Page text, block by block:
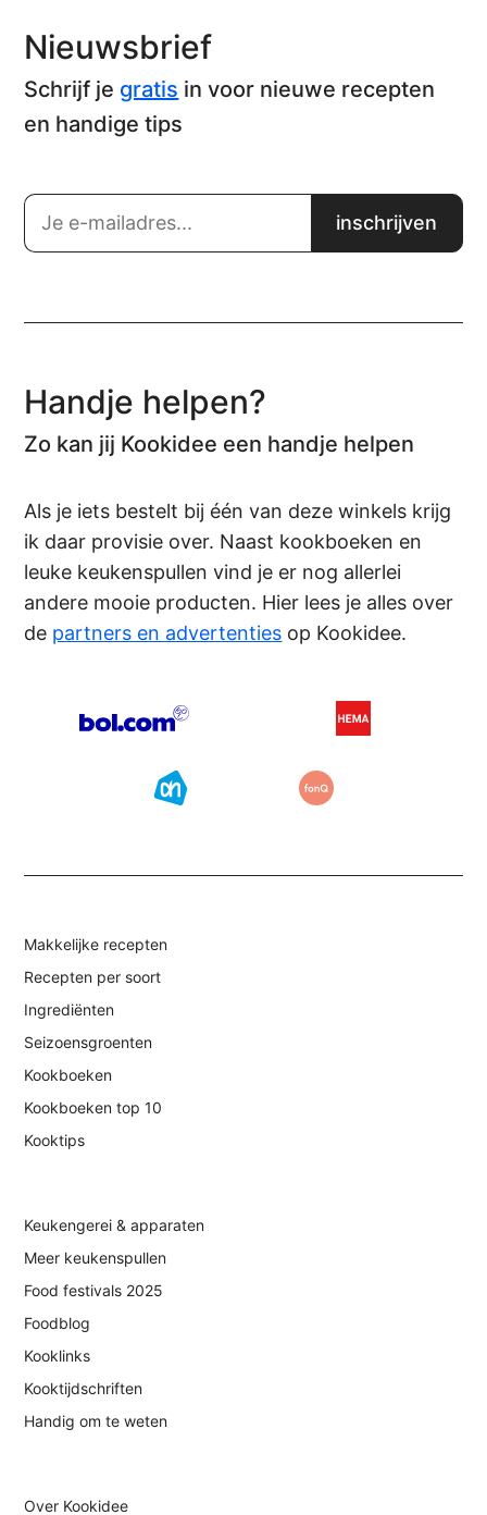
Nieuwsbrief
Schrijf je gratis in voor nieuwe recepten
en handige tips
Handje helpen?
Zo kan jij Kookidee een handje helpen
Als je iets bestelt bij één van deze winkels krijg
ik daar provisie over. Naast kookboeken en
leuke keukenspullen vind je er nog allerlei
andere mooie producten. Hier lees je alles over
de partners en advertenties op Kookidee.
Makkelijke recepten
Recepten per soort
Ingrediënten
Seizoensgroenten
Kookboeken
Kookboeken top 10
Kooktips
Keukengerei & apparaten
Meer keukenspullen
Food festivals 2025
Foodblog
Kooklinks
Kooktijdschriften
Handig om te weten
Over Kookidee